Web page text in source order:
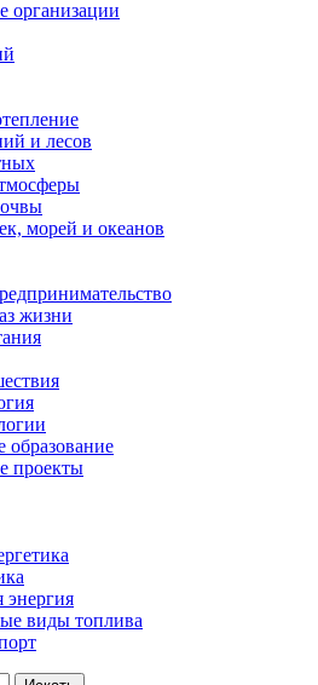
организации
и лесов
морей и океанов
жизни
образование
проекты
энергия
виды топлива